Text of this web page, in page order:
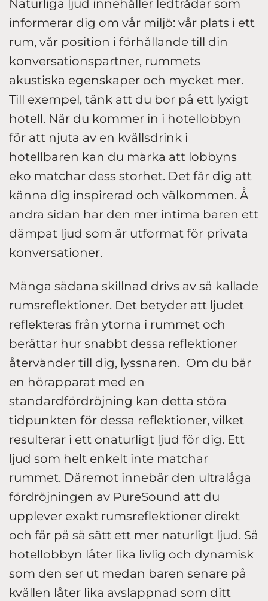
Naturliga ljud innehåller ledtrådar som
informerar dig om vår miljö: vår plats i ett
rum, vår position i förhållande till din
konversationspartner, rummets
akustiska egenskaper och mycket mer.
Till exempel, tänk att du bor på ett lyxigt
hotell. När du kommer in i hotellobbyn
för att njuta av en kvällsdrink i
hotellbaren kan du märka att lobbyns
eko matchar dess storhet. Det får dig att
känna dig inspirerad och välkommen. Å
andra sidan har den mer intima baren ett
dämpat ljud som är utformat för privata
konversationer.
Många sådana skillnad drivs av så kallade
rumsreflektioner. Det betyder att ljudet
reflekteras från ytorna i rummet och
berättar hur snabbt dessa reflektioner
återvänder till dig, lyssnaren. Om du bär
en hörapparat med en
standardfördröjning kan detta störa
tidpunkten för dessa reflektioner, vilket
resulterar i ett onaturligt ljud för dig. Ett
ljud som helt enkelt inte matchar
rummet. Däremot innebär den ultralåga
fördröjningen av PureSound att du
upplever exakt rumsreflektioner direkt
och får på så sätt ett mer naturligt ljud. Så
hotellobbyn låter lika livlig och dynamisk
som den ser ut medan baren senare på
kvällen låter lika avslappnad som ditt